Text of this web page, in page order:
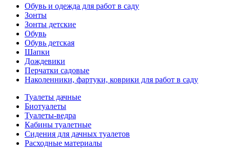
Обувь и одежда для работ в саду
Зонты
Зонты детские
Обувь
Обувь детская
Шапки
Дождевики
Перчатки садовые
Наколенники, фартуки, коврики для работ в саду
Туалеты дачные
Биотуалеты
Туалеты-ведра
Кабины туалетные
Сидения для дачных туалетов
Расходные материалы